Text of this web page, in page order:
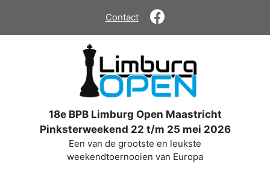
de
Contact
18e BPB Limburg Open Maastricht
Pinksterweekend 22 t/m 25 mei 2026
Een van de grootste en leukste
weekendtoernooien van Europa